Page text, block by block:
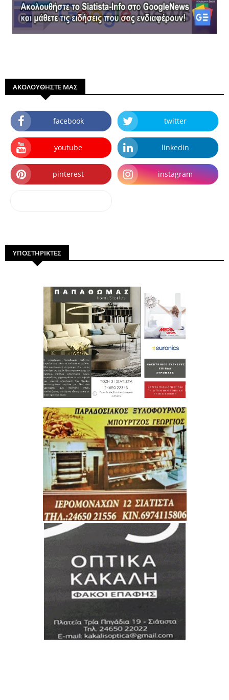
ΑΚΟΛΟΥΘΗΣΤΕ ΜΑΣ
facebook twitter
youtube linkedin
pinterest instagram
ΥΠΟΣΤΗΡΙΚΤΕΣ